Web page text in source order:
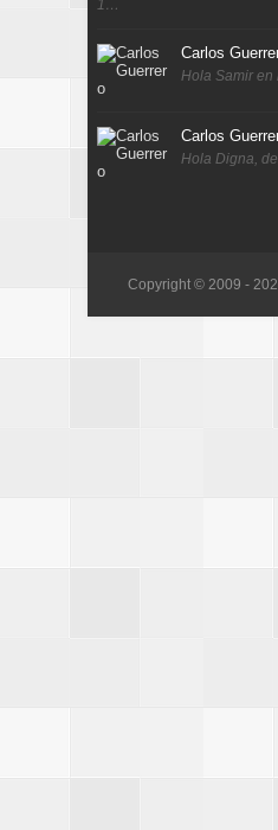
1…
Carlos
Hola Samir
Carlos
Hola Digna,
Copyright © 2009 -